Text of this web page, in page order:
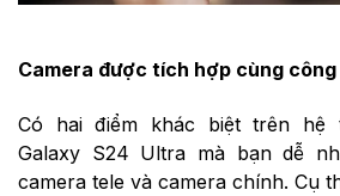
Camera được tích hợp cùng công
Có hai điểm khác biệt trên hệ
Galaxy S24 Ultra mà bạn dễ
camera tele và camera chính. Cụ